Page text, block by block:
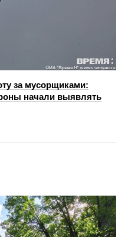
за мусорщиками:
начали выявлять